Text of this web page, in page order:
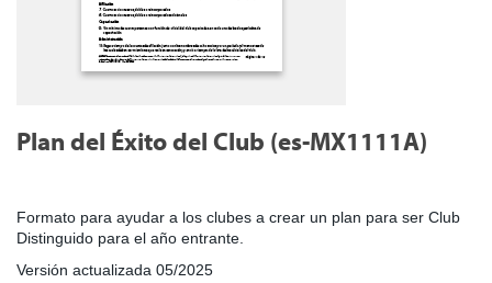
Plan del Éxito del Club (es-MX1111A)
Formato para ayudar a los clubes a crear un plan para ser Club
Distinguido para el año entrante.
Versión actualizada 05/2025